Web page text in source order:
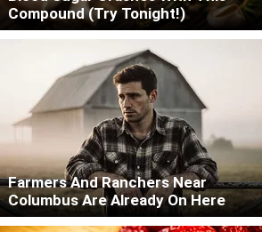
Compound (Try Tonight!)
Farmers And Ranchers Near
Columbus Are Already On Here